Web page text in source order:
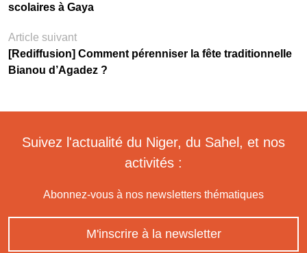
scolaires à Gaya
Article suivant
[Rediffusion] Comment pérenniser la fête traditionnelle
Bianou d’Agadez ?
Suivez l'actualité du Niger, du Sahel, et nos
activités :
Abonnez-vous à nos newsletters thématiques
M'inscrire à la newsletter